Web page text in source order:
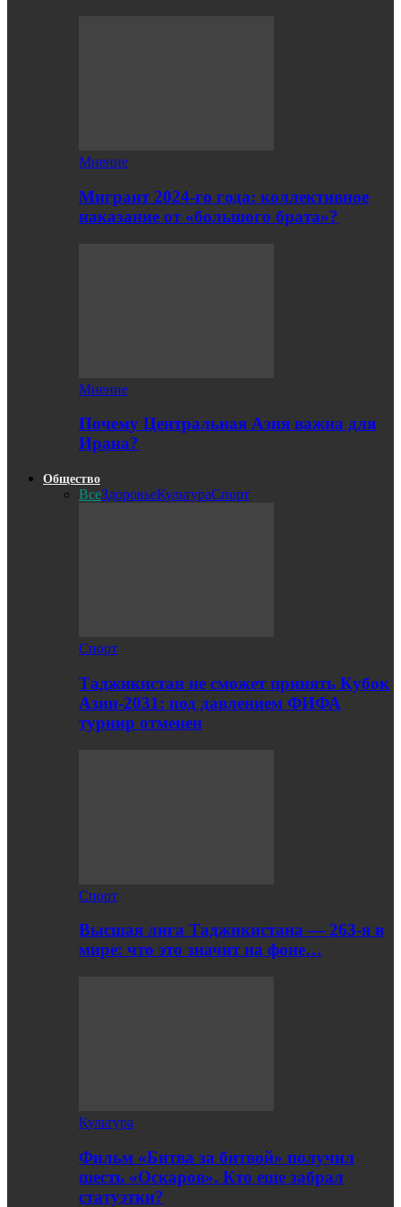
Мнение
Мигрант 2024-го года: коллективное
наказание от «большого брата»?
Мнение
Почему Центральная Азия важна для
Ирана?
Общество
ВсеЗдоровьеКультураСпорт
Спорт
Таджикистан не сможет принять Кубок
Азии-2031: под давлением ФИФА
турнир отменен
Спорт
Высшая лига Таджикистана — 263-я в
мире: что это значит на фоне…
Культура
Фильм «Битва за битвой» получил
шесть «Оскаров». Кто еще забрал
статуэтки?